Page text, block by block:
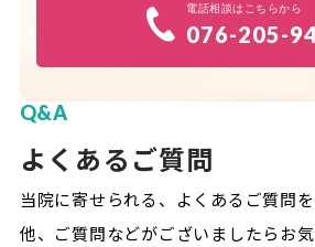
電話相談はこちらから
076-205-
Q&A
よくあるご質問
当院に寄せられる、よくあるご質問を
他、ご質問などがございましたらお